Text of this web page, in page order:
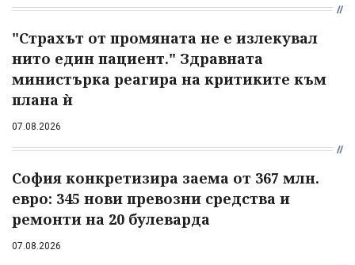
"Страхът от промяната не е излекувал
нито един пациент." Здравната
министърка реагира на критиките към
плана ѝ
07.08.2026
София конкретизира заема от 367 млн.
евро: 345 нови превозни средства и
ремонти на 20 булеварда
07.08.2026